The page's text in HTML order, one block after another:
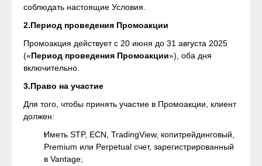
соблюдать настоящие Условия.
2.Период проведения Промоакции
Промоакция действует с 20 июня до 31 августа 2025
(«Период проведения Промоакции»), оба дня
включительно.
3.Право на участие
Для того, чтобы принять участие в Промоакции, клиент
должен:
Иметь STP, ECN, TradingView, копитрейдинговый,
Premium или Perpetual счет, зарегистрированный
в Vantage;